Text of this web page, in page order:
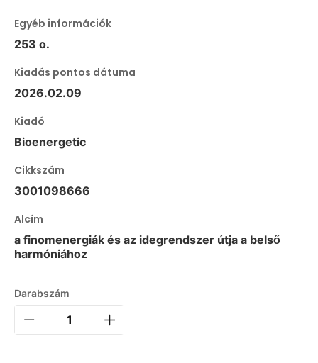
Egyéb információk
253 o.
Kiadás pontos dátuma
2026.02.09
Kiadó
Bioenergetic
Cikkszám
3001098666
Alcím
a finomenergiák és az idegrendszer útja a belső
harmóniához
Darabszám